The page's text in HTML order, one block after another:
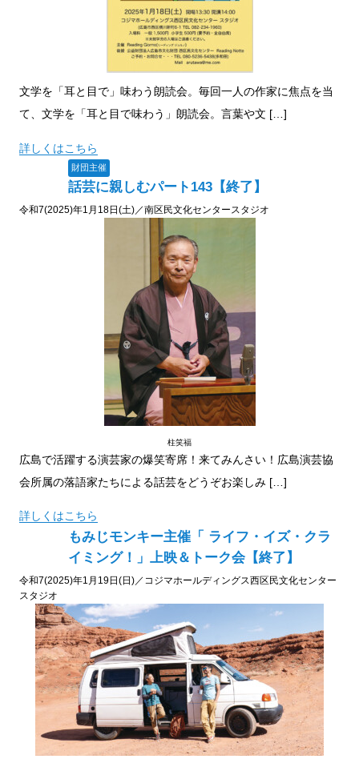
文学を「耳と目で」味わう朗読会。毎回一人の作家に焦点を当
て、文学を「耳と目で味わう」朗読会。言葉や文 […]
詳しくはこちら
財団主催
話芸に親しむパート143【終了】
令和7(2025)年1月18日(土)／南区民文化センタースタジオ
柱笑福
広島で活躍する演芸家の爆笑寄席！来てみんさい！広島演芸協
会所属の落語家たちによる話芸をどうぞお楽しみ […]
詳しくはこちら
もみじモンキー主催「 ライフ・イズ・クラ
イミング！」上映＆トーク会【終了】
令和7(2025)年1月19日(日)／コジマホールディングス西区民文化センター
スタジオ